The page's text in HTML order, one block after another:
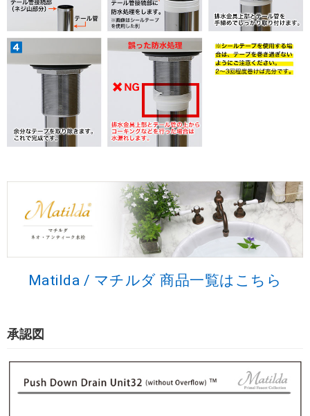
Matilda / マチルダ 商品一覧はこちら
承認図